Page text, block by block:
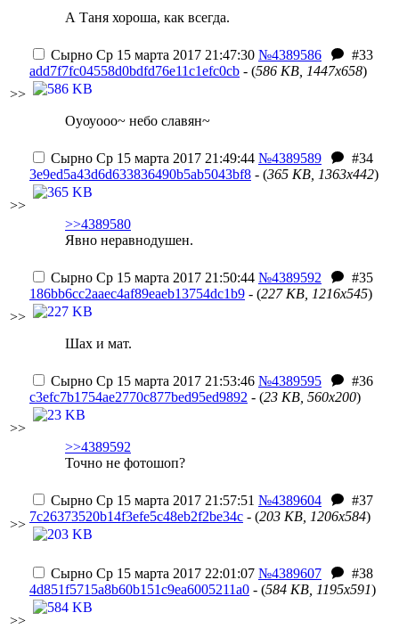
А Таня хороша, как всегда.
>>
Сырно Ср 15 марта 2017 21:47:30 №4389586
#33
add7f7fc04558d0bdfd76e11c1efc0cb - (586 KB, 1447x658)
Оуоуооо~ небо славян~
>>
Сырно Ср 15 марта 2017 21:49:44 №4389589
#34
3e9ed5a43d6d633836490b5ab5043bf8 - (365 KB, 1363x442)
>>4389580
Явно неравнодушен.
>>
Сырно Ср 15 марта 2017 21:50:44 №4389592
#35
186bb6cc2aaec4af89eaeb13754dc1b9 - (227 KB, 1216x545)
Шах и мат.
>>
Сырно Ср 15 марта 2017 21:53:46 №4389595
#36
c3efc7b1754ae2770c877bed95ed9892 - (23 KB, 560x200)
>>4389592
Точно не фотошоп?
>>
Сырно Ср 15 марта 2017 21:57:51 №4389604
#37
7c26373520b14f3efe5c48eb2f2be34c - (203 KB, 1206x584)
>>
Сырно Ср 15 марта 2017 22:01:07 №4389607
#38
4d851f5715a8b60b151c9ea6005211a0 - (584 KB, 1195x591)